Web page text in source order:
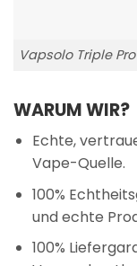
Vapsolo Triple
WARUM WIR?
Echte,
Vape-Quelle.
100%
und echte
100%